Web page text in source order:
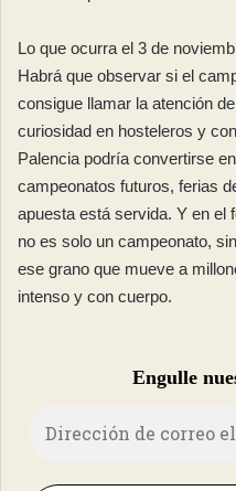
Lo que ocurra el 3 de
Habrá que observar si el
consigue llamar la atención
curiosidad en hosteleros y
Palencia podría convertirse
campeonatos futuros, ferias
apuesta está servida. Y en el
no es solo un campeonato,
ese grano que mueve a
intenso y con cuerpo.
Engulle